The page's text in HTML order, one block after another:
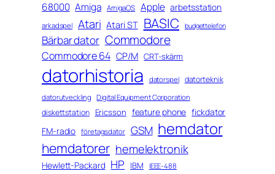
68000 Amiga AmigaOS Apple arbetsstation
arkadspel Atari Atari ST BASIC budgettelefon
Bärbar dator Commodore
Commodore 64 CP/M CRT-skärm
datorhistoria datorspel datorteknik
datorutveckling Digital Equipment Corporation
diskettstation Ericsson feature phone fickdator
FM-radio
företagsdator GSM hemdator
hemdatorer hemelektronik
Hewlett-Packard HP IBM IEEE-488